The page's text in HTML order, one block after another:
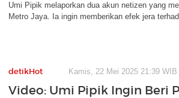
Umi Pipik melaporkan dua akun netizen yang
Metro Jaya. Ia ingin memberikan efek jera
detikHot Kamis, 22 Mei 2025 21:39 WIB
Video: Umi Pipik Ingin Beri